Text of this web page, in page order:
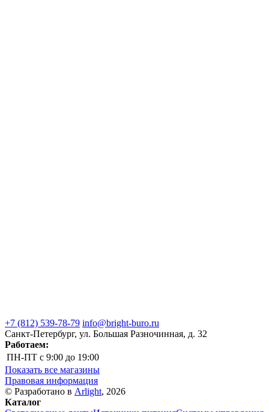
+7 (812) 539-78-79 info@bright-buro.ru
Санкт-Петербург, ул. Большая Разночинная, д. 32
Работаем:
ПН-ПТ с 9:00 до 19:00
Показать все магазины
Правовая информация
© Разработано в Arlight, 2026
Каталог